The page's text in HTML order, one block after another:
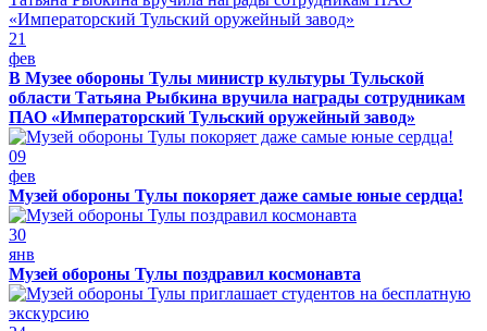
21
фев
В Музее обороны Тулы министр культуры Тульской
области Татьяна Рыбкина вручила награды сотрудникам
ПАО «Императорский Тульский оружейный завод»
09
фев
Музей обороны Тулы покоряет даже самые юные сердца!
30
янв
Музей обороны Тулы поздравил космонавта